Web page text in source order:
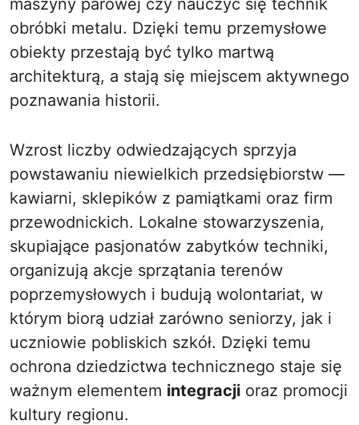
maszyny parowej czy nauczyć się technik
obróbki metalu. Dzięki temu przemysłowe
obiekty przestają być tylko martwą
architekturą, a stają się miejscem aktywnego
poznawania historii.
Wzrost liczby odwiedzających sprzyja
powstawaniu niewielkich przedsiębiorstw —
kawiarni, sklepików z pamiątkami oraz firm
przewodnickich. Lokalne stowarzyszenia,
skupiające pasjonatów zabytków techniki,
organizują akcje sprzątania terenów
poprzemysłowych i budują wolontariat, w
którym biorą udział zarówno seniorzy, jak i
uczniowie pobliskich szkół. Dzięki temu
ochrona dziedzictwa technicznego staje się
ważnym elementem integracji oraz promocji
kultury regionu.